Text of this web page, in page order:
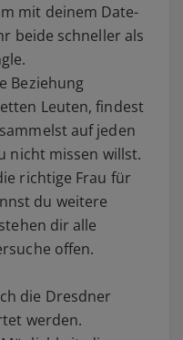
mit deinem Date-
beide schneller als
Beziehung
Leuten, findest
auf jeden
nicht missen willst.
richtige Frau für
du weitere
dir alle
offen.
die Dresdner
werden.